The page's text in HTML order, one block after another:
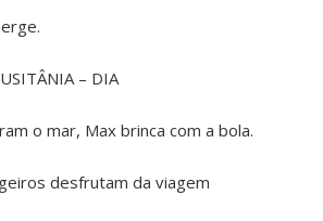
– DIA
o mar, Max brinca com a bola.
desfrutam da viagem